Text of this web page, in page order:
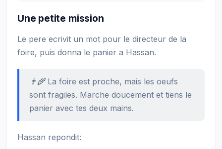
Une petite mission
Le pere ecrivit un mot pour le directeur de la
foire, puis donna le panier a Hassan.
👨‍🌾 La foire est proche, mais les oeufs
sont fragiles. Marche doucement et tiens le
panier avec tes deux mains.
Hassan repondit: